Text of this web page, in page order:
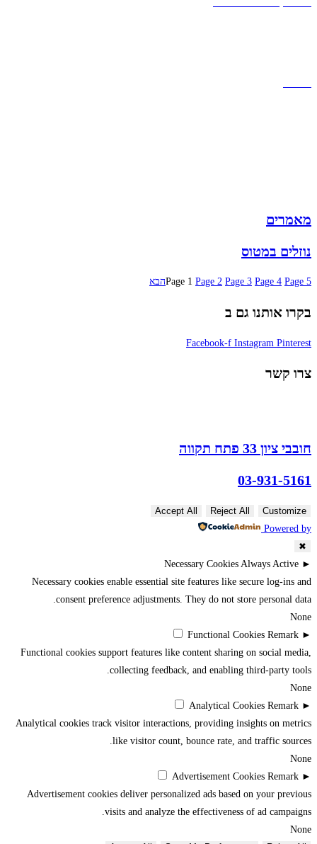
מאמרים
נוזלים במטוס
Page 1 Page 2 Page 3 Page 4 Page 5 הבא
בקרו אותנו גם ב
Facebook-f Instagram Pinterest
צרו קשר
חובבי ציון 33 פתח תקווה
03-931-5161
Customize
Reject All
Accept All
Powered by
✖
►
Necessary Cookies Always Active
Necessary cookies enable essential site features like secure log-ins and
consent preference adjustments. They do not store personal data.
None
►
Functional Cookies Remark
Functional cookies support features like content sharing on social media,
collecting feedback, and enabling third-party tools.
None
►
Analytical Cookies Remark
Analytical cookies track visitor interactions, providing insights on metrics
like visitor count, bounce rate, and traffic sources.
None
►
Advertisement Cookies Remark
Advertisement cookies deliver personalized ads based on your previous
visits and analyze the effectiveness of ad campaigns.
None